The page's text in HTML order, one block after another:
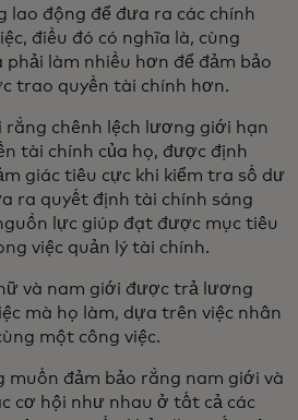
lao động để đưa ra các chính
điều đó có nghĩa là, cùng
làm nhiều hơn để đảm bảo
trao quyền tài chính hơn.
rằng chênh lệch lương giới hạn
tài chính của họ, được định
giác tiêu cực khi kiểm tra số dư
ra quyết định tài chính sáng
lực giúp đạt được mục tiêu
việc quản lý tài chính.
và nam giới được trả lương
mà họ làm, dựa trên việc nhân
một công việc.
muốn đảm bảo rằng nam giới và
cơ hội như nhau ở tất cả các